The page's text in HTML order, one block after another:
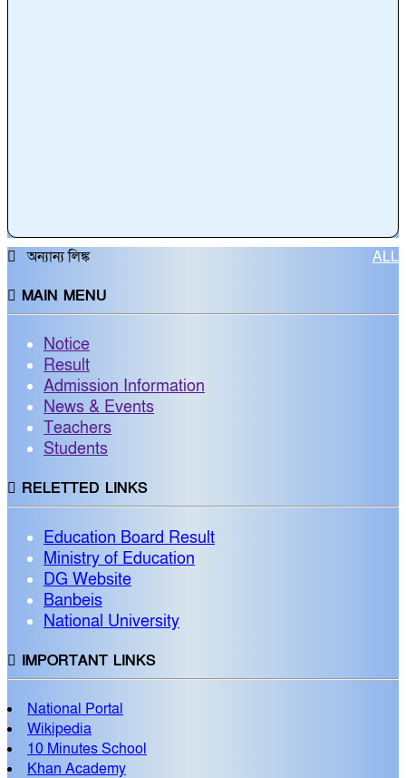
ALL
অন্যান্য লিঙ্ক
MAIN MENU
Notice
Result
Admission Information
News & Events
Teachers
Students
RELETTED LINKS
Education Board Result
Ministry of Education
DG Website
Banbeis
National University
IMPORTANT LINKS
National Portal
Wikipedia
10 Minutes School
Khan Academy